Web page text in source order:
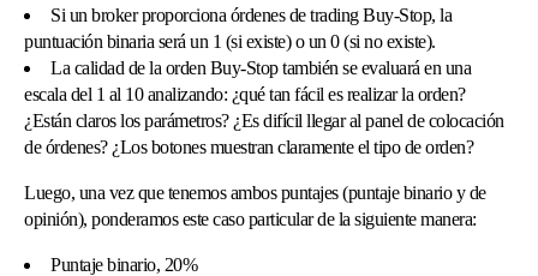
Si un broker proporciona órdenes de trading Buy-Stop, la
puntuación binaria será un 1 (si existe) o un 0 (si no existe).
La calidad de la orden Buy-Stop también se evaluará en una
escala del 1 al 10 analizando: ¿qué tan fácil es realizar la orden?
¿Están claros los parámetros? ¿Es difícil llegar al panel de colocación
de órdenes? ¿Los botones muestran claramente el tipo de orden?
Luego, una vez que tenemos ambos puntajes (puntaje binario y de
opinión), ponderamos este caso particular de la siguiente manera:
Puntaje binario, 20%